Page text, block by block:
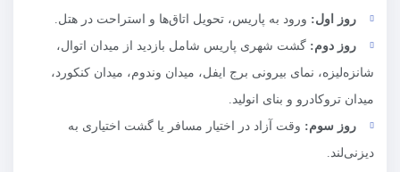
روز اول: ورود به پاریس، تحویل اتاق‌ها و استراحت در هتل.
روز دوم: گشت شهری پاریس شامل بازدید از میدان اتوال،
شانزه‌لیزه، نمای بیرونی برج ایفل، میدان وندوم، میدان کنکورد،
میدان تروکادرو و بنای انولید.
روز سوم: وقت آزاد در اختیار مسافر یا گشت اختیاری به
دیزنی‌لند.